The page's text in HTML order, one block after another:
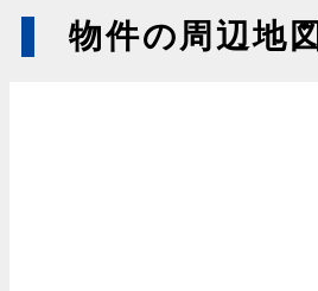
物件の周辺地図